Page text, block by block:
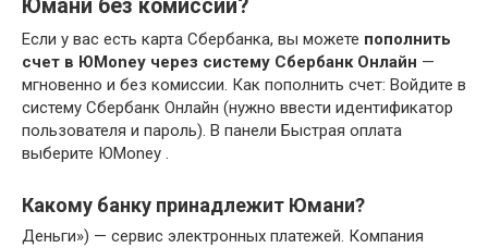
Юмани без комиссии?
Если у вас есть карта Сбербанка, вы можете пополнить
счет в ЮMoney через систему Сбербанк Онлайн —
мгновенно и без комиссии. Как пополнить счет: Войдите в
систему Сбербанк Онлайн (нужно ввести идентификатор
пользователя и пароль). В панели Быстрая оплата
выберите ЮMoney .
Какому банку принадлежит Юмани?
Деньги») — сервис электронных платежей. Компания